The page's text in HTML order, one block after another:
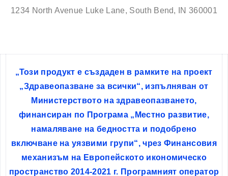
1234 North Avenue Luke Lane, South Bend, IN 360001
„Този продукт е създаден в рамките на проект
„Здравеопазване за всички“, изпълняван от
Министерството на здравеопазването,
финансиран по Програма „Местно развитие,
намаляване на бедността и подобрено
включване на уязвими групи“, чрез Финансовия
механизъм на Европейското икономическо
пространство 2014-2021 г. Програмният оператор